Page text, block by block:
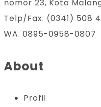
nomor 23, Kota
Telp/Fax. (0341) 508
WA. 0895-0958-0807
About
Profil